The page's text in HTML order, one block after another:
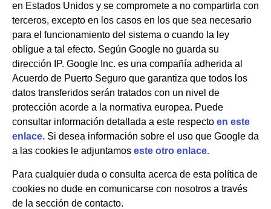
en Estados Unidos y se compromete a no compartirla con
terceros, excepto en los casos en los que sea necesario
para el funcionamiento del sistema o cuando la ley
obligue a tal efecto. Según Google no guarda su
dirección IP. Google Inc. es una compañía adherida al
Acuerdo de Puerto Seguro que garantiza que todos los
datos transferidos serán tratados con un nivel de
protección acorde a la normativa europea. Puede
consultar información detallada a este respecto en este
enlace. Si desea información sobre el uso que Google da
a las cookies le adjuntamos este otro enlace.
Para cualquier duda o consulta acerca de esta política de
cookies no dude en comunicarse con nosotros a través
de la sección de contacto.